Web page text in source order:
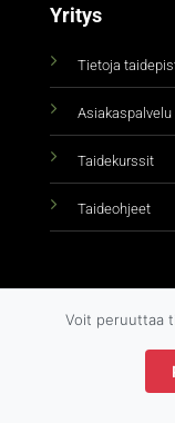
Yritys
Tietoja
Asiakaspalvelu
Taidekurssit
Taideohjeet
Voit peruuttaa